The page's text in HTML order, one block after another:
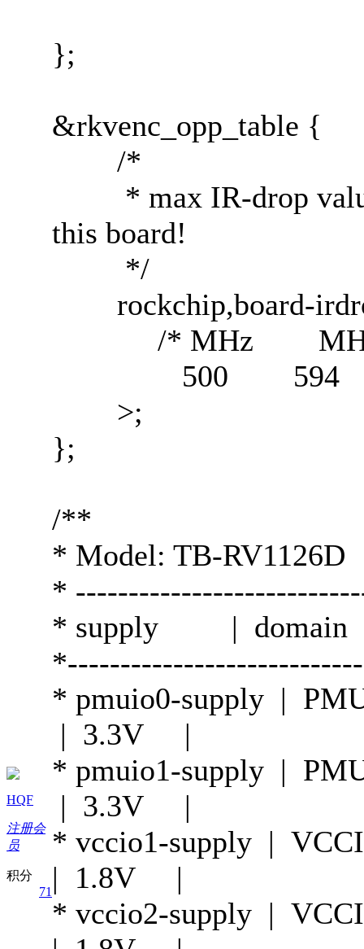
HQF
注册会
员
积分
71
};
&rkvenc_opp_table {
/*
* max IR-drop
this board!
*/
rockchip,board-
/* MHz
500 594
>;
};
/**
* Model: TB-RV1126D
*
* supply | domain
* pmuio0-supply |
| 3.3V |
* pmuio1-supply |
| 3.3V |
* vccio1-supply |
| 1.8V |
* vccio2-supply |